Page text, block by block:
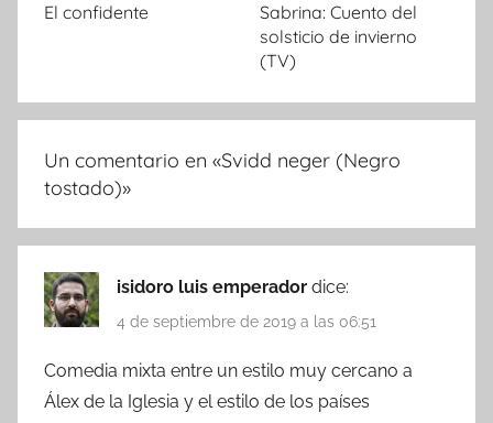
El confidente
Sabrina: Cuento del
solsticio de invierno
(TV)
Un comentario en «Svidd neger (Negro
tostado)»
isidoro luis emperador dice:
4 de septiembre de 2019 a las 06:51
Comedia mixta entre un estilo muy cercano a
Álex de la Iglesia y el estilo de los países